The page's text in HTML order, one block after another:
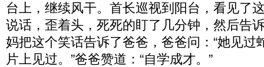
台上，继续风干。首长巡视到阳台，看见了
说话，歪着头，死死的盯了几分钟，然后告
妈把这个笑话告诉了爸爸，爸爸问：“她见过
片上见过。”爸爸赞道：“自学成才。”